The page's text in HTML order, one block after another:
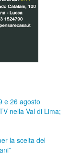
e 26 agosto
nella Val di Lima;
la scelta del